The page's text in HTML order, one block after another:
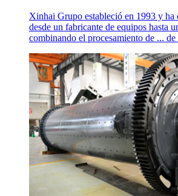
Xinhai Grupo estableció en 1993 y ha
desde un fabricante de equipos hasta
combinando el procesamiento de ...